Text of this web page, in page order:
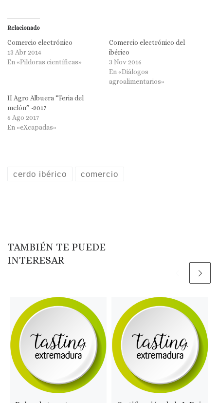
Relacionado
Comercio electrónico
13 Abr 2014
En «Pildoras científicas»
Comercio electrónico del
ibérico
3 Nov 2016
En «Diálogos
agroalimentarios»
II Agro Albuera “Feria del
melón” -2017
6 Ago 2017
En «eXcapadas»
cerdo ibérico comercio
TAMBIÉN TE PUEDE
INTERESAR